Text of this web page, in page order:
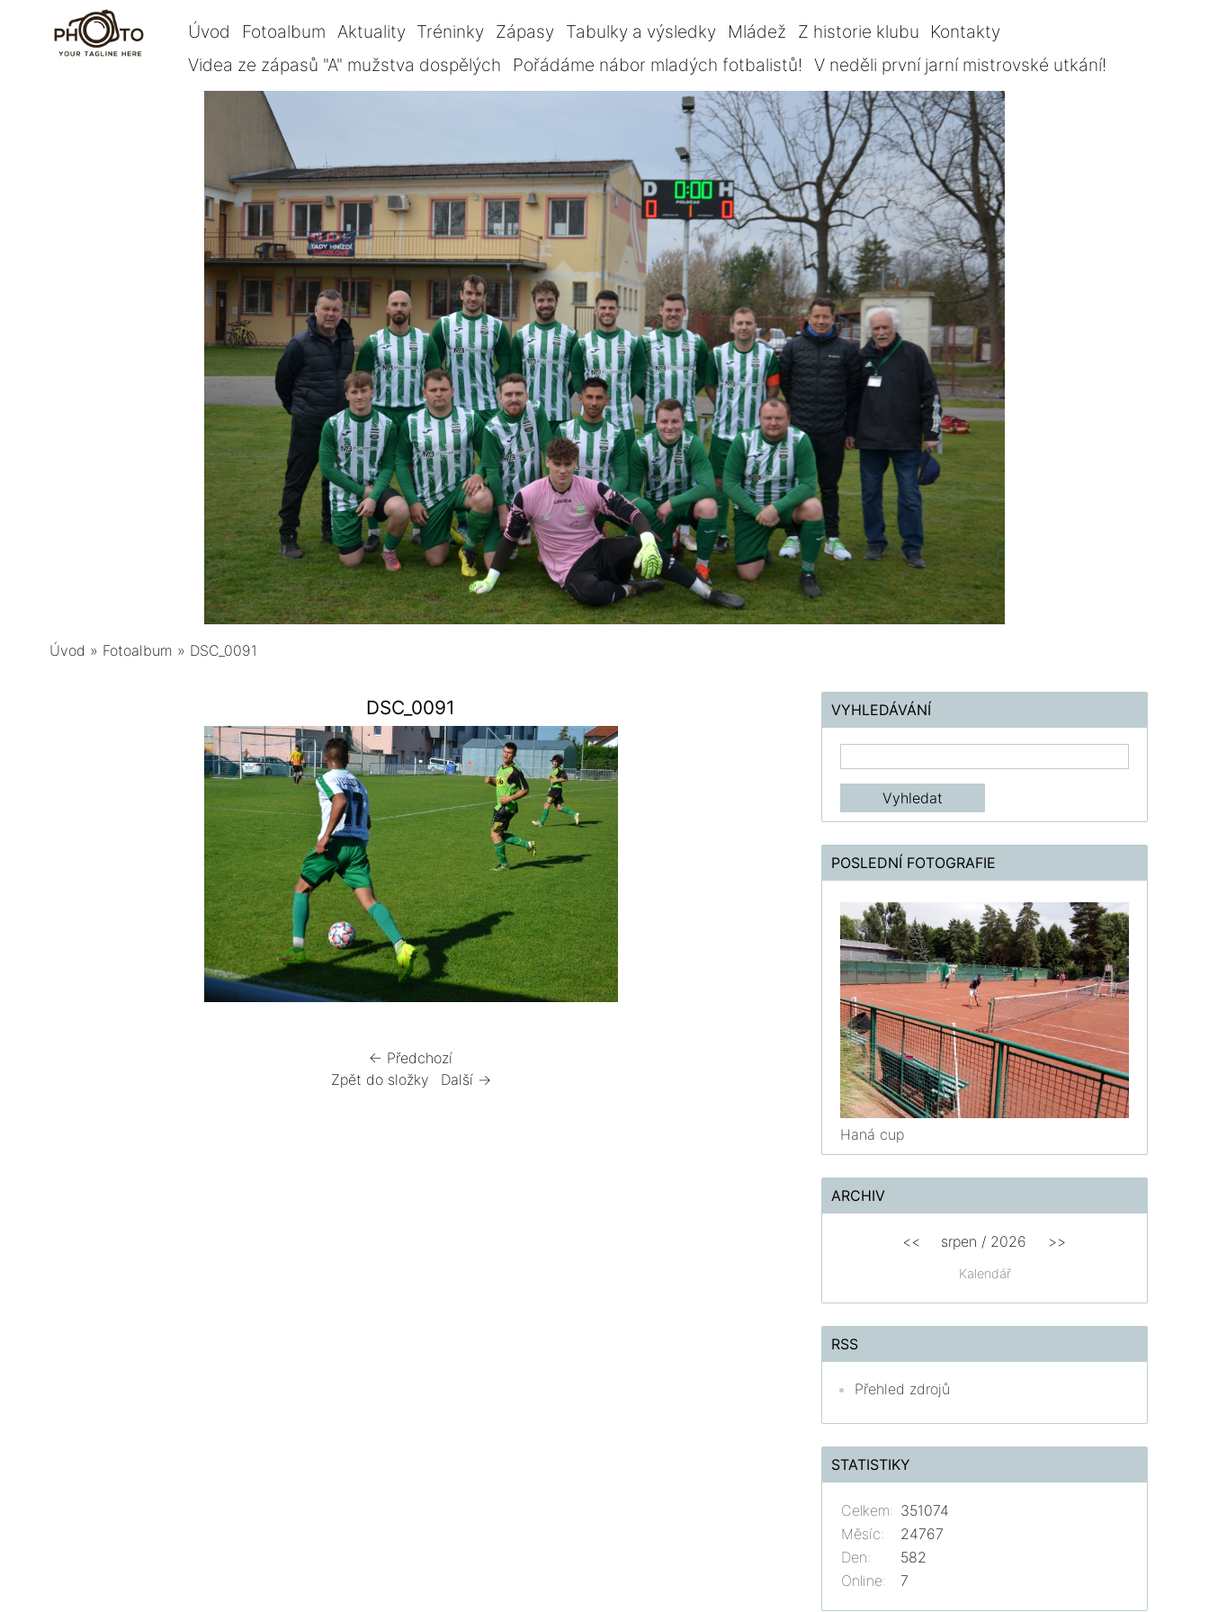
Úvod Fotoalbum Aktuality Tréninky Zápasy Tabulky a výsledky Mládež Z historie klubu
Kontakty
Videa ze zápasů "A" mužstva dospělých
Pořádáme nábor mladých fotbalistů! V neděli první jarní mistrovské utkání!
Úvod » Fotoalbum » DSC_0091
DSC_0091
← Předchozí
Zpět do složky
Další →
VYHLEDÁVÁNÍ
POSLEDNÍ FOTOGRAFIE
Haná cup
ARCHIV
Kalendář
<< srpen / 2026 >>
RSS
Přehled zdrojů
STATISTIKY
Online: 7
Celkem: 351074
Měsíc:
24767
Den:
582